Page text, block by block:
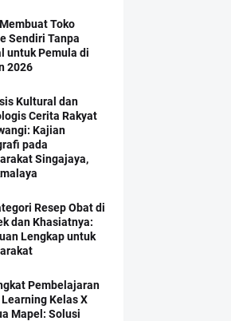
Toko
Sendiri Tanpa
untuk Pemula di
2026
Kultural dan
Cerita Rakyat
Kajian
pada
Singajaya,
Resep Obat di
dan Khasiatnya:
Lengkap untuk
Pembelajaran
Learning Kelas X
Mapel: Solusi